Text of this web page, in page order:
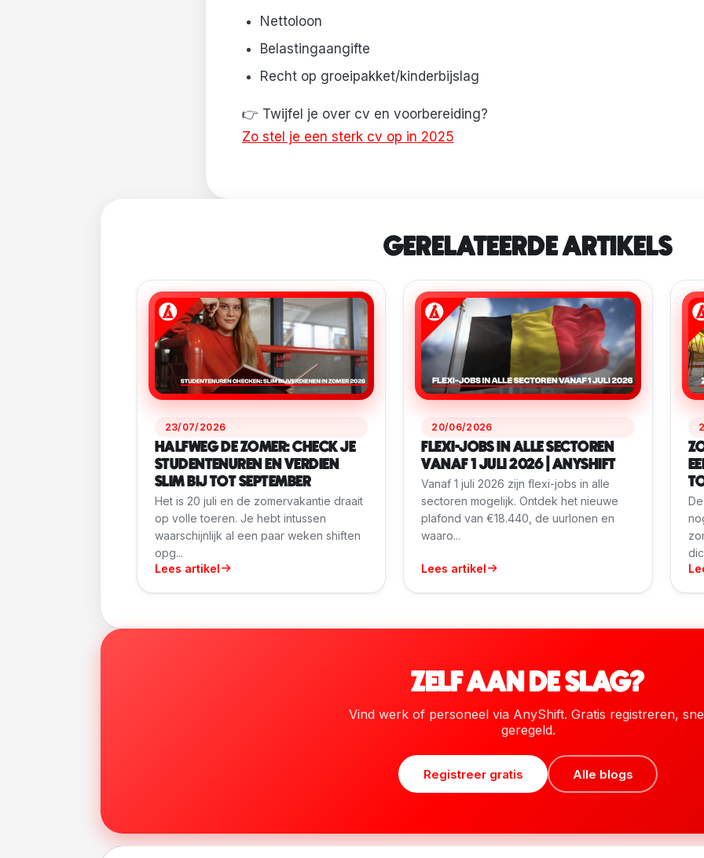
Nettoloon
Belastingaangifte
Recht op groeipakket/kinderbijslag
👉 Twijfel je over cv en voorbereiding?
Zo stel je een sterk cv op in 2025
GERELATEERDE ARTIKELS
23/07/2026
HALFWEG DE ZOMER: CHECK JE
STUDENTENUREN EN VERDIEN
SLIM BIJ TOT SEPTEMBER
Het is 20 juli en de zomervakantie draait
op volle toeren. Je hebt intussen
waarschijnlijk al een paar weken shiften
opg...
Lees artikel
20/06/2026
FLEXI-JOBS IN ALLE SECTOREN
VANAF 1 JULI 2026 | ANYSHIFT
Vanaf 1 juli 2026 zijn flexi-jobs in alle
sectoren mogelijk. Ontdek het nieuwe
plafond van €18.440, de uurlonen en
waaro...
Lees artikel
ZELF AAN DE SLAG?
Vind werk of personeel via AnyShift. Gratis registreren,
geregeld.
Registreer gratis Alle blogs